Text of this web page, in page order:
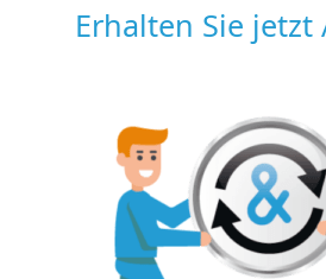
Erhalten Sie jetzt